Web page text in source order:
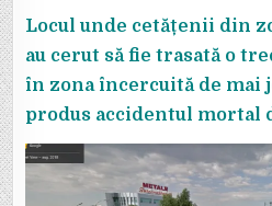
Locul unde cetățenii din
au cerut să fie trasată o
în zona încercuită de mai
produs accidentul mortal